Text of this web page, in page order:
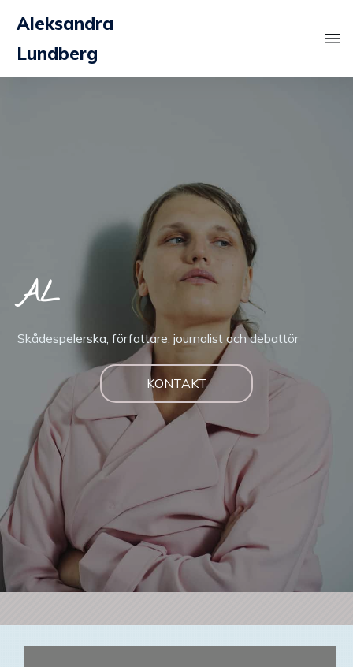
Aleksandra
Lundberg
ALEKSA L
Skådespelerska, författare, journalist och debattör
KONTAKT